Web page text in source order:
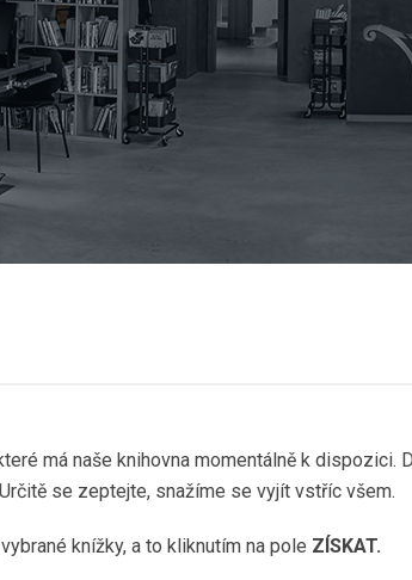
má naše knihovna momentálně k
se zeptejte, snažíme se vyjít vstříc všem.
knížky, a to kliknutím na pole ZÍSKAT.